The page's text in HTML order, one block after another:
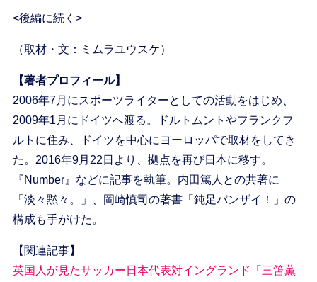
<後編に続く>
（取材・文：ミムラユウスケ）
【著者プロフィール】
2006年7月にスポーツライターとしての活動をはじめ、
2009年1月にドイツへ渡る。ドルトムントやフランクフ
ルトに住み、ドイツを中心にヨーロッパで取材をしてき
た。2016年9月22日より、拠点を再び日本に移す。
『Number』などに記事を執筆。内田篤人との共著に
「淡々黙々。」、岡崎慎司の著書「鈍足バンザイ！」の
構成も手がけた。
【関連記事】
英国人が見たサッカー日本代表対イングランド「三笘薫